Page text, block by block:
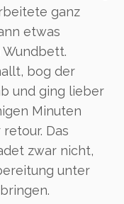
ganz
etwas
bog der
und ging lieber
Minuten
Das
zwar nicht,
unter